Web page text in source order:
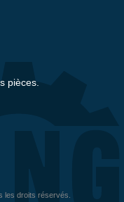
pièces.
les droits réservés.